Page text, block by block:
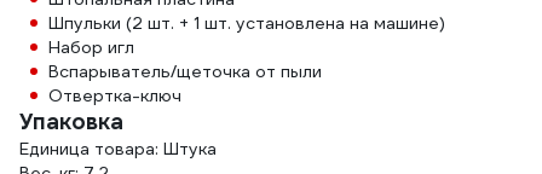
Шпульки (2 шт. + 1 шт. установлена на машине)
Набор игл
Вспарыватель/щеточка от пыли
Отвертка-ключ
Упаковка
Единица товара: Штука